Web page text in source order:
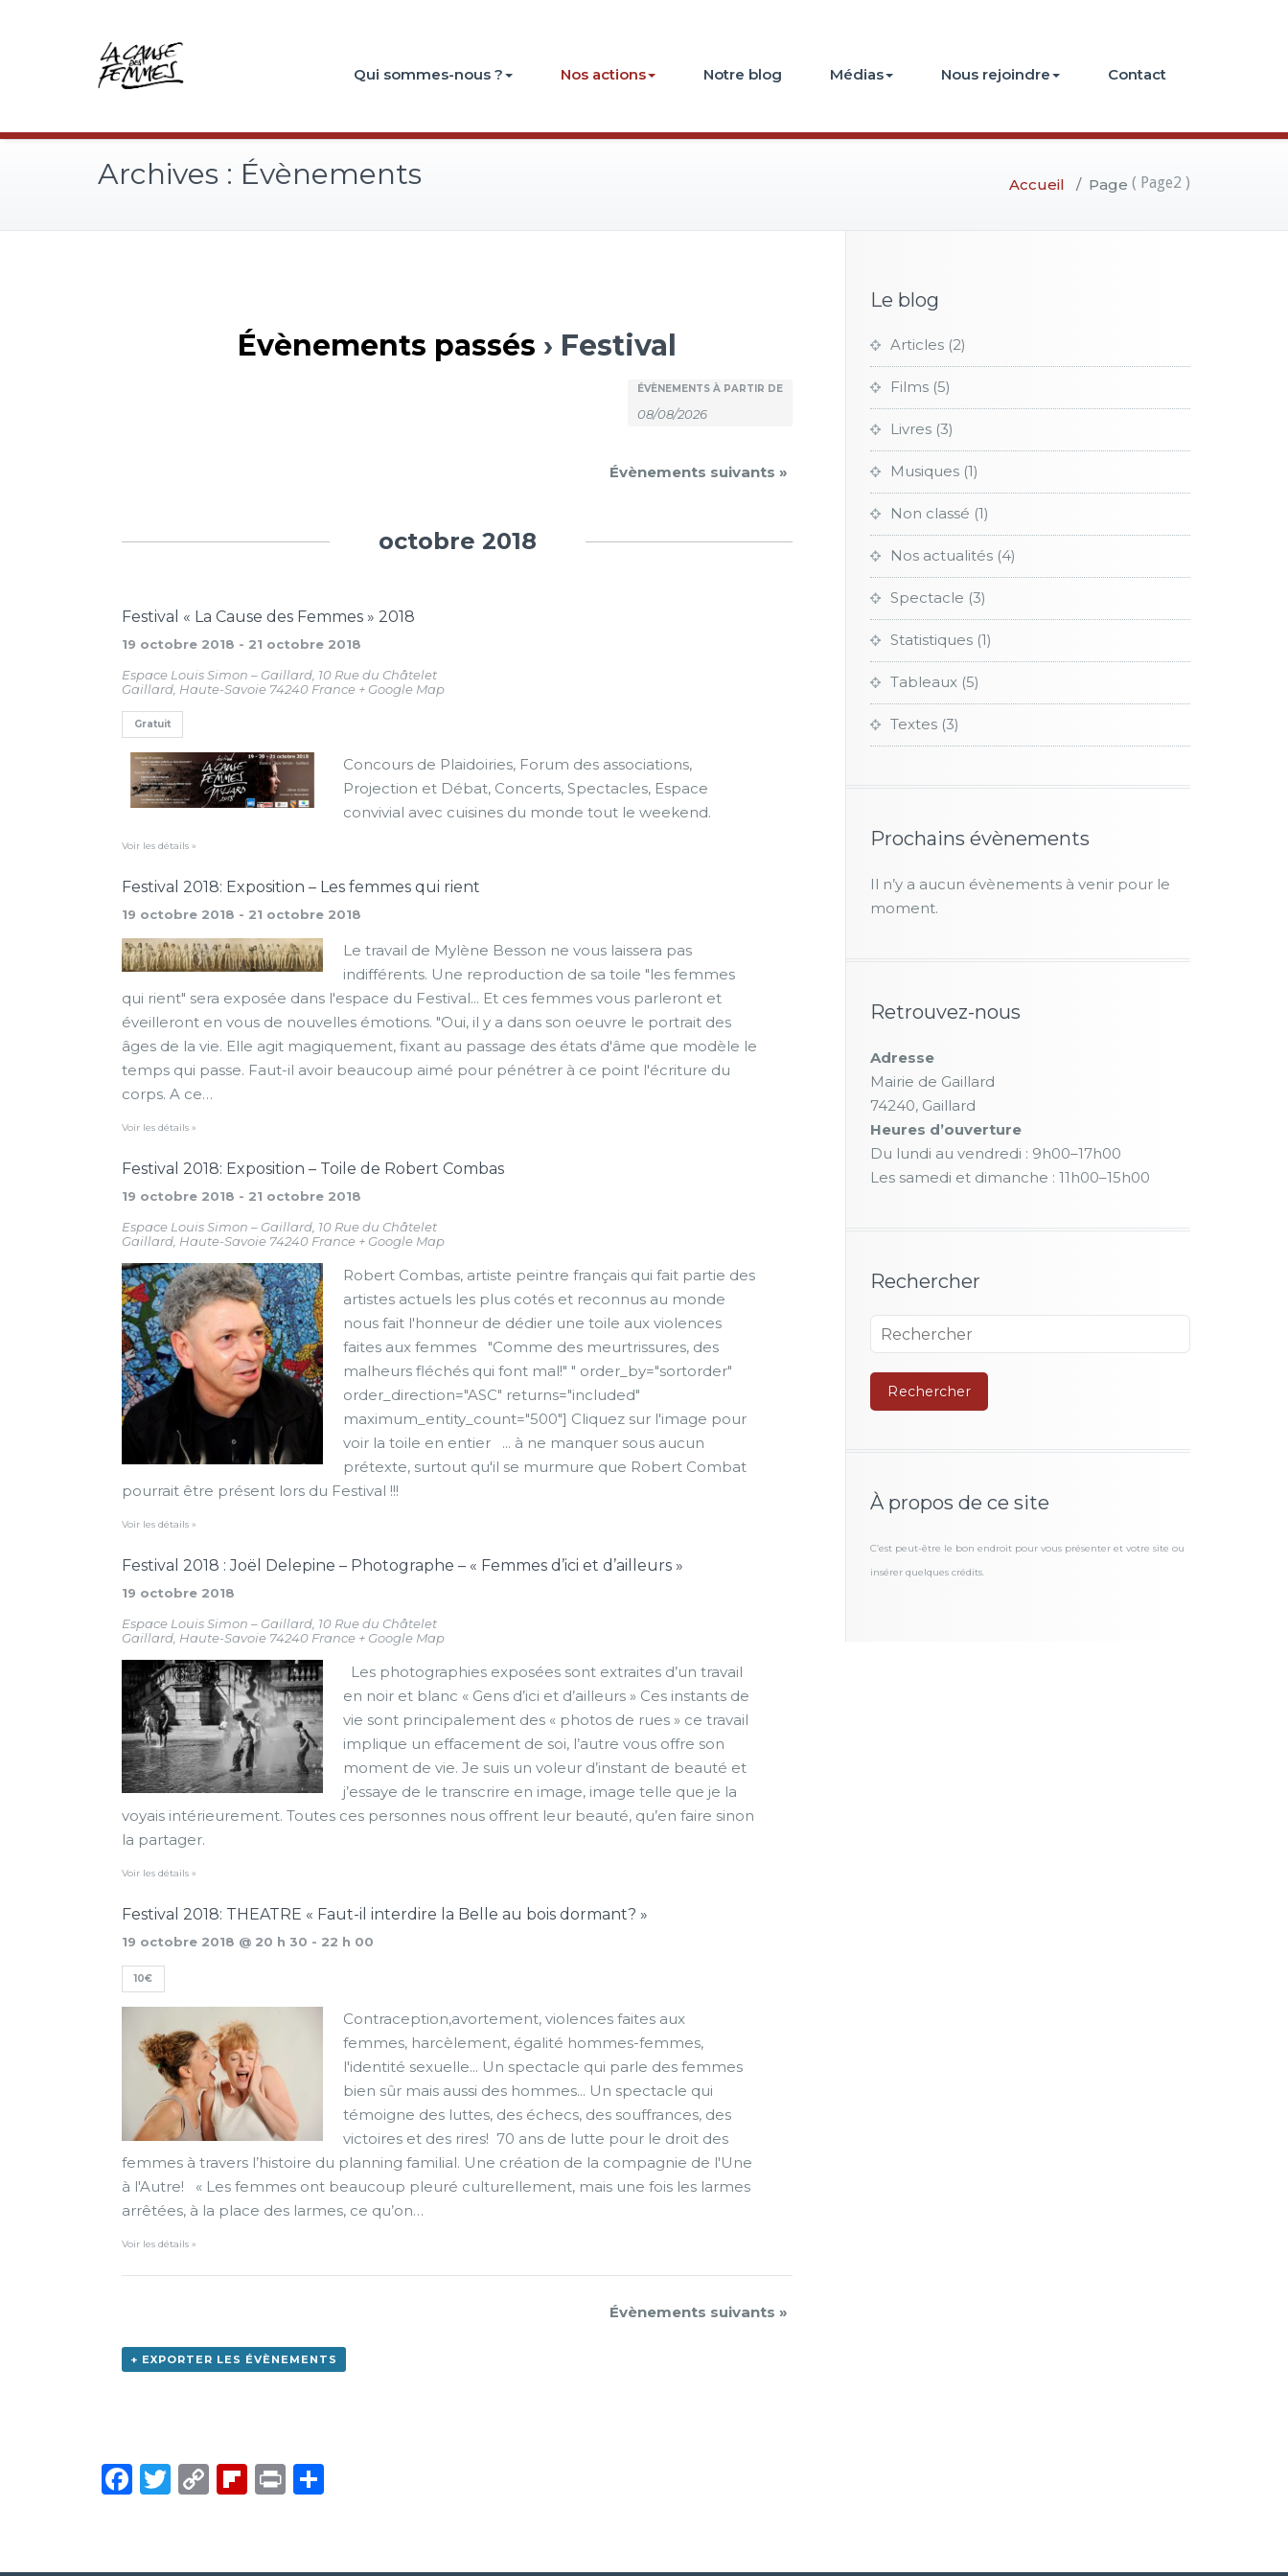
Qui sommes-nous ? Nos actions Notre blog Médias Nous rejoindre Contact
Archives : Évènements Accueil / Page ( Page2 )
Évènements passés › Festival
Recherche
et
navigation
Rechercher
Évènements
ÉVÈNEMENTS À PARTIR DE
Évènements suivants »
octobre 2018
Festival « La Cause des Femmes » 2018
19 octobre 2018 - 21 octobre 2018
Espace Louis Simon – Gaillard, 10 Rue du Châtelet
Gaillard Haute-Savoie 74240 France + Google Map
Gratuit
Concours de Plaidoiries, Forum des associations,
Projection et Débat, Concerts, Spectacles, Espace
convivial avec cuisines du monde tout le weekend.
Voir les détails »
Festival 2018: Exposition – Les femmes qui rient
19 octobre 2018 - 21 octobre 2018
Le travail de Mylène Besson ne vous laissera pas
indifférents. Une reproduction de sa toile "les femmes
qui rient" sera exposée dans l'espace du Festival... Et ces femmes vous parleront et
éveilleront en vous de nouvelles émotions. "Oui, il y a dans son oeuvre le portrait des
âges de la vie. Elle agit magiquement, fixant au passage des états d'âme que modèle le
temps qui passe. Faut-il avoir beaucoup aimé pour pénétrer à ce point l'écriture du
corps. A ce…
Voir les détails »
Festival 2018: Exposition – Toile de Robert Combas
19 octobre 2018 - 21 octobre 2018
Espace Louis Simon – Gaillard, 10 Rue du Châtelet
Gaillard Haute-Savoie 74240 France + Google Map
Robert Combas, artiste peintre français qui fait partie des
artistes actuels les plus cotés et reconnus au monde
nous fait l'honneur de dédier une toile aux violences
faites aux femmes "Comme des meurtrissures, des
malheurs fléchés qui font mal!" " order_by="sortorder"
order_direction="ASC" returns="included"
maximum_entity_count="500"] Cliquez sur l'image pour
voir la toile en entier ... à ne manquer sous aucun
prétexte, surtout qu'il se murmure que Robert Combat
pourrait être présent lors du Festival !!!
Voir les détails »
Festival 2018 : Joël Delepine – Photographe – « Femmes d’ici et d’ailleurs »
19 octobre 2018
Espace Louis Simon – Gaillard, 10 Rue du Châtelet
Gaillard Haute-Savoie 74240 France + Google Map
Les photographies exposées sont extraites d’un travail
en noir et blanc « Gens d’ici et d’ailleurs » Ces instants de
vie sont principalement des « photos de rues » ce travail
implique un effacement de soi, l’autre vous offre son
moment de vie. Je suis un voleur d’instant de beauté et
j’essaye de le transcrire en image, image telle que je la
voyais intérieurement. Toutes ces personnes nous offrent leur beauté, qu’en faire sinon
la partager.
Voir les détails »
Festival 2018: THEATRE « Faut-il interdire la Belle au bois dormant? »
19 octobre 2018 @ 20 h 30 - 22 h 00
10€
Contraception,avortement, violences faites aux
femmes, harcèlement, égalité hommes-femmes,
l'identité sexuelle... Un spectacle qui parle des femmes
bien sûr mais aussi des hommes... Un spectacle qui
témoigne des luttes, des échecs, des souffrances, des
victoires et des rires! 70 ans de lutte pour le droit des
femmes à travers l’histoire du planning familial. Une création de la compagnie de l'Une
à l'Autre! « Les femmes ont beaucoup pleuré culturellement, mais une fois les larmes
arrêtées, à la place des larmes, ce qu’on…
Voir les détails »
Évènements suivants »
+ EXPORTER LES ÉVÈNEMENTS
Facebook
Twitter
CopyFlipboard
Print
Le blog
Articles (2)
Films (5)
Livres (3)
Musiques (1)
Non classé (1)
Nos actualités (4)
Spectacle (3)
Statistiques (1)
Tableaux (5)
Textes (3)
Prochains évènements
Il n’y a aucun évènements à venir pour le
moment.
Retrouvez-nous
Adresse
Mairie de Gaillard
74240, Gaillard
Heures d’ouverture
Du lundi au vendredi : 9h00–17h00
Les samedi et dimanche : 11h00–15h00
Rechercher
À propos de ce site
C’est peut-être le bon endroit pour vous présenter et votre site ou
insérer quelques crédits.